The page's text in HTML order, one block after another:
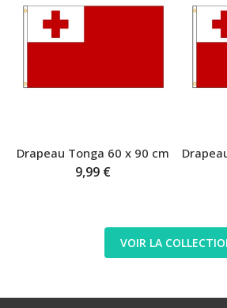
Drapeau Tonga 60 x 90 cm
9,99 €
VOIR LA